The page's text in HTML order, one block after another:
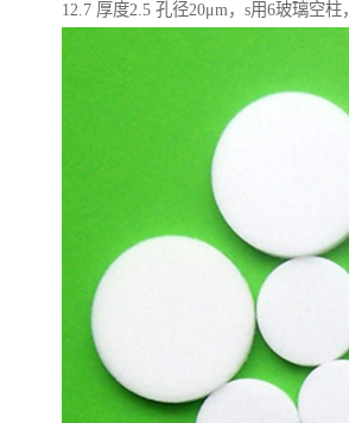
12.7 厚度2.5 孔径20μm，s用6玻璃空柱